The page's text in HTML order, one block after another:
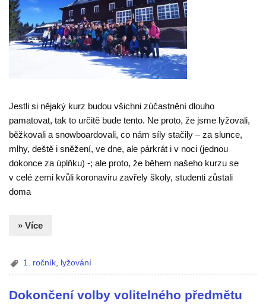
Jestli si nějaký kurz budou všichni zúčastnění dlouho
pamatovat, tak to určitě bude tento. Ne proto, že jsme lyžovali,
běžkovali a snowboardovali, co nám síly stačily – za slunce,
mlhy, deště i sněžení, ve dne, ale párkrát i v noci (jednou
dokonce za úplňku) -; ale proto, že během našeho kurzu se
v celé zemi kvůli koronaviru zavřely školy, studenti zůstali
doma
» Více
1. ročník lyžování
Dokončení volby volitelného předmětu